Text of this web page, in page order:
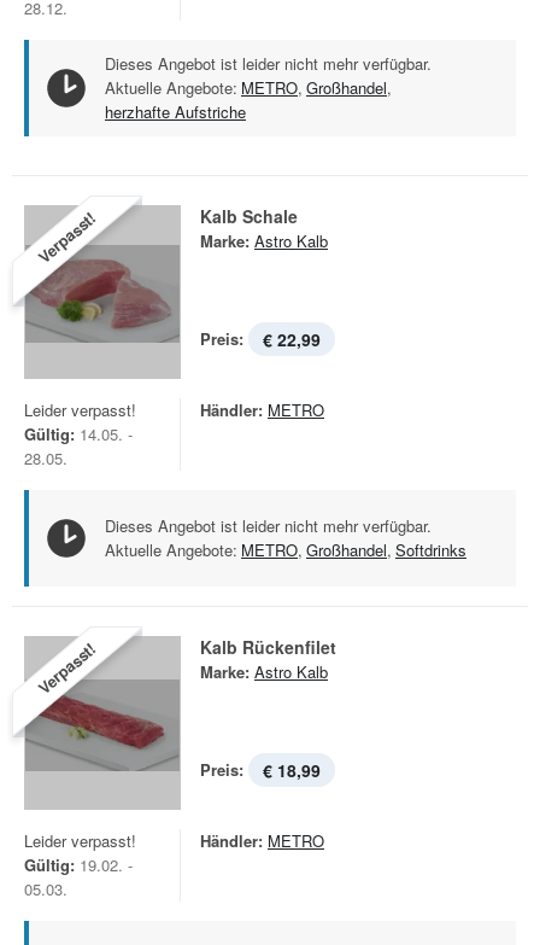
28.12.
Dieses Angebot ist leider nicht mehr verfügbar.
Aktuelle Angebote: METRO, Großhandel,
herzhafte Aufstriche
Verpasst! Kalb Schale
Marke: Astro Kalb
Preis: € 22,99
Leider verpasst!
Gültig: 14.05. -
28.05.
Händler: METRO
Dieses Angebot ist leider nicht mehr verfügbar.
Aktuelle Angebote: METRO, Großhandel, Softdrinks
Verpasst! Kalb Rückenfilet
Marke: Astro Kalb
Preis: € 18,99
Leider verpasst!
Gültig: 19.02. -
05.03.
Händler: METRO